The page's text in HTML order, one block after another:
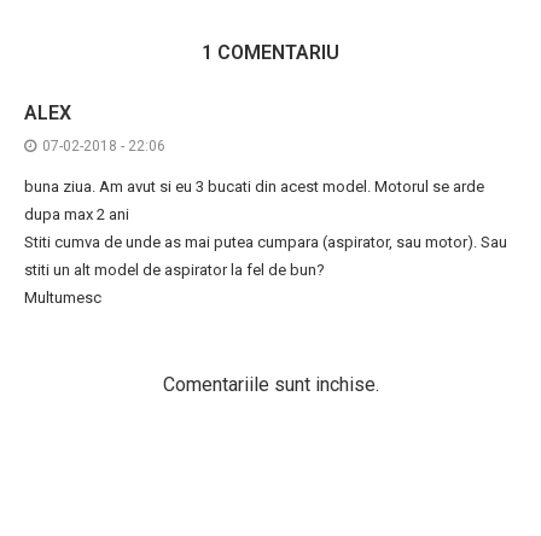
1 COMENTARIU
ALEX
07-02-2018 - 22:06
buna ziua. Am avut si eu 3 bucati din acest model. Motorul se arde
dupa max 2 ani
Stiti cumva de unde as mai putea cumpara (aspirator, sau motor). Sau
stiti un alt model de aspirator la fel de bun?
Multumesc
Comentariile sunt inchise.